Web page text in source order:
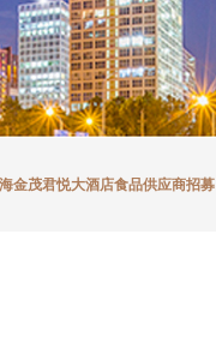
金茂君悦大酒店食品供应商招募